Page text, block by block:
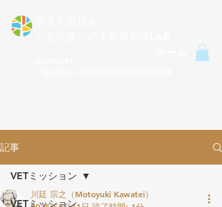
記事
VETミッション
VETミッション
川廷 宗之（Motoyuki Kawatei）